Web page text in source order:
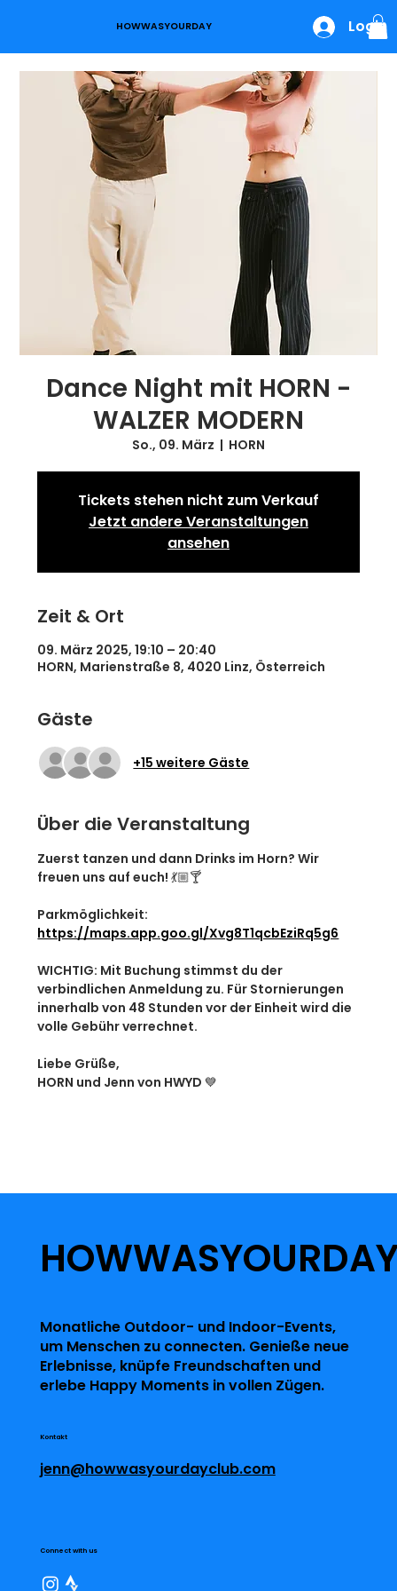
HOWWASYOURDAY Login
Dance Night mit HORN -
WALZER MODERN
So., 09. März
  |
HORN
Tickets stehen nicht zum Verkauf
Jetzt andere Veranstaltungen
ansehen
Zeit & Ort
09. März 2025, 19:10 – 20:40
HORN, Marienstraße 8, 4020 Linz, Österreich
Gäste
+15 weitere Gäste
Über die Veranstaltung
Zuerst tanzen und dann Drinks im Horn? Wir
freuen uns auf euch! 💃🏼🍸
Parkmöglichkeit:
https://maps.app.goo.gl/Xvg8T1qcbEziRq5g6
WICHTIG: ​​Mit Buchung stimmst du der
verbindlichen Anmeldung zu. Für Stornierungen
innerhalb von 48 Stunden vor der Einheit wird die
volle Gebühr verrechnet.
Liebe Grüße,
HORN und Jenn von HWYD 💙
Monatliche Outdoor- und Indoor-Events,
um Menschen zu connecten. Genieße neue
Erlebnisse, knüpfe Freundschaften und
erlebe Happy Moments in vollen Zügen.
Connect with us
Kontakt
jenn@howwasyourdayclub.com